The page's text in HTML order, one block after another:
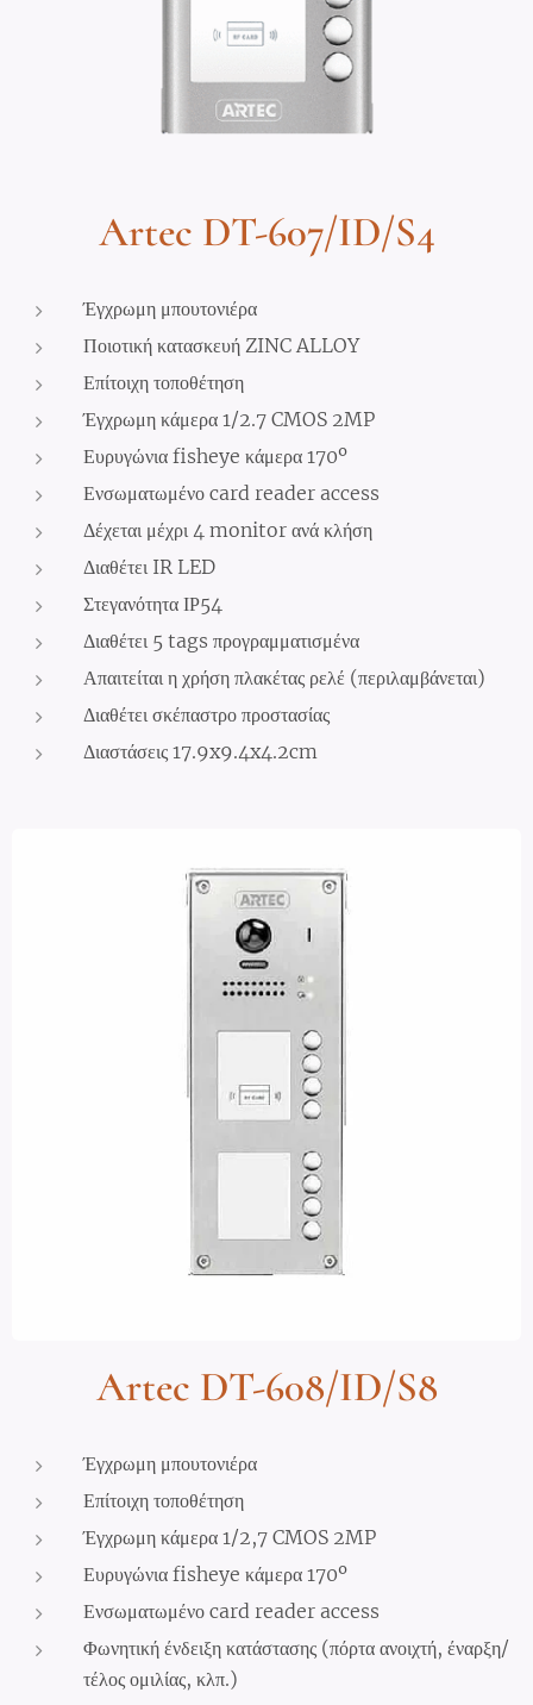
Artec DT-607/ID/S4
Έγχρωμη μπουτονιέρα
Ποιοτική κατασκευή ZINC ALLOY
Επίτοιχη τοποθέτηση
Έγχρωμη κάμερα 1/2.7 CMOS 2MP
Ευρυγώνια fisheye κάμερα 170º
Ενσωματωμένο card reader access
Δέχεται μέχρι 4 monitor ανά κλήση
Διαθέτει IR LED
Στεγανότητα ΙΡ54
Διαθέτει 5 tags προγραμματισμένα
Απαιτείται η χρήση πλακέτας ρελέ (περιλαμβάνεται)
Διαθέτει σκέπαστρο προστασίας
Διαστάσεις 17.9x9.4x4.2cm
Artec DT-608/ID/S8
Έγχρωμη μπουτονιέρα
Επίτοιχη τοποθέτηση
Έγχρωμη κάμερα 1/2,7 CMOS 2MP
Ευρυγώνια fisheye κάμερα 170º
Ενσωματωμένο card reader access
Φωνητική ένδειξη κατάστασης (πόρτα ανοιχτή, έναρξη/
τέλος ομιλίας, κλπ.)